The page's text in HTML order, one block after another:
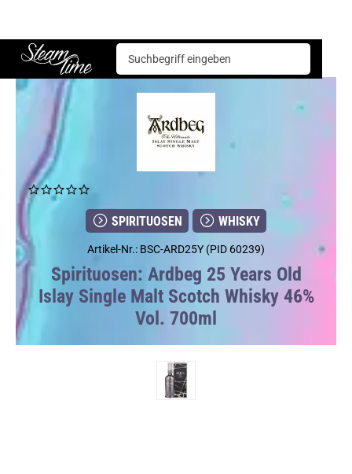
Steam time
Spirituosen Whisky Ardbeg 25 Years Old Islay Single Malt Scotch Whisky 46% Vol. 700ml
SPIRITUOSEN WHISKY
Artikel-Nr.: BSC-ARD25Y (PID 60239)
Spirituosen: Ardbeg 25 Years Old
Islay Single Malt Scotch Whisky 46%
Vol. 700ml